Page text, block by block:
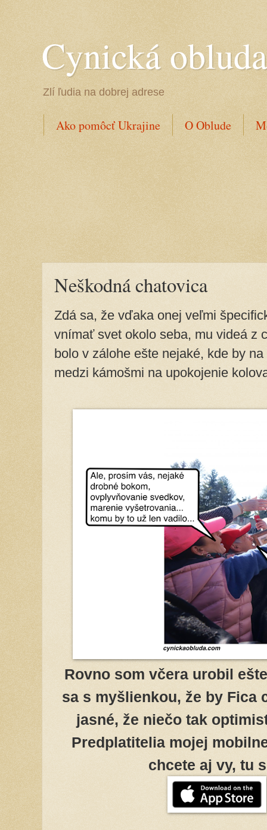
Cynická obluda
Zlí ľudia na dobrej adrese
Ako pomôcť Ukrajine O Oblude
Neškodná chatovica
Zdá sa, že vďaka onej veľmi
vnímať svet okolo seba, mu videá z
bolo v zálohe ešte nejaké, kde by
medzi kámošmi na upokojenie
Rovno som včera urobil
sa s myšlienkou, že by Fica
jasné, že niečo tak
Predplatitelia mojej
chcete aj vy, tu